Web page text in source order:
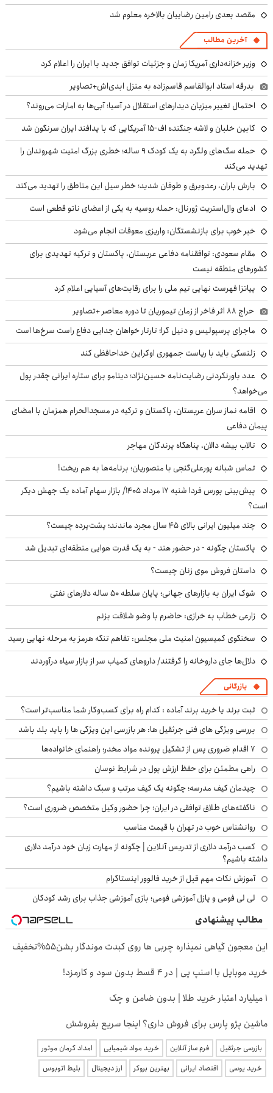
مقصد بعدی رامین رضاییان بالاخره معلوم شد
آخرین مطالب
وزیر خزانه‌داری آمریکا زمان و جزئیات توافق جدید با ایران را اعلام کرد
بدرقه استاد ابوالقاسم قاسم‌زاده به منزل ابدی‌اش+تصاویر
احتمال تغییر میزبان دیدارهای استقلال در آسیا؛ آبی‌ها به امارات می‌روند؟
کابین خلبان و لاشه جنگنده اف-۱۵ آمریکایی که با پدافند ایران سرنگون شد
حمله سگ‌های ولگرد به یک کودک ۹ ساله؛ خطری بزرگ امنیت شهروندان را
تهدید می‌کند
بارش باران، رعدوبرق و طوفان شدید؛ خطر سیل این مناطق را تهدید می‌کند
ادعای وال‌استریت ژورنال: حمله روسیه به یکی از اعضای ناتو قطعی است
خبر خوب برای بازنشستگان: واریزی معوقات انجام می‌شود
مقام سعودی: توافقنامه دفاعی عربستان، پاکستان و ترکیه تهدیدی برای
کشورهای منطقه نیست
پیاتزا فهرست نهایی تیم ملی را برای رقابت‌های آسیایی اعلام کرد
حراج ۸۸ اثر فاخر از زمان تیموریان تا دوره معاصر +تصاویر
ماجرای پرسپولیس و دنیل گرا؛ تارتار خواهان جدایی دفاع راست سرخ‌ها است
زلنسکی باید با ریاست جمهوری اوکراین خداحافظی کند
عدد باورنکردنی رضایت‌نامه حسین‌نژاد؛ دینامو برای ستاره ایرانی چقدر پول
می‌خواهد؟
اقامه نماز سران عربستان، پاکستان و ترکیه در مسجدالحرام همزمان با امضای
پیمان دفاعی
تالاب بیشه دالان، پناهگاه پرندگان مهاجر
تماس شبانه پورعلی‌گنجی با منصوریان؛ برنامه‌ها به هم ریخت!
پیش‌بینی بورس فردا شنبه ۱۷ مرداد ۱۴۰۵/ بازار سهام آماده یک جهش دیگر
است؟
چند میلیون ایرانی بالای ۴۵ سال مجرد ماندند؛ پشت‌پرده چیست؟
پاکستان چگونه - در حضور هند - به یک قدرت هوایی منطقه‌ای تبدیل شد
داستان فروش موی زنان چیست؟
شوک ایران به بازارهای جهانی؛ پایان سلطه ۵۰ ساله دلارهای نفتی
زارعی خطاب به خرازی: حاضرم با وضو شلاقت بزنم
سخنگوی کمیسیون امنیت ملی مجلس: تفاهم تنگه هرمز به مرحله نهایی رسید
دلال‌ها جای داروخانه را گرفتند/ داروهای کمیاب سر از بازار سیاه درآوردند
بازرگانی
ثبت برند یا خرید برند آماده : کدام راه برای کسب‌وکار شما مناسب‌تر است؟
بررسی ویژگی های فنی جرثقیل ها: هر بازرسی این ویژگی ها را باید بلد باشد
۷ اقدام ضروری پس از تشکیل پرونده مواد مخدر؛ راهنمای خانواده‌ها
راهی مطمئن برای حفظ ارزش پول در شرایط نوسان
چیدمان کیف مدرسه؛ چگونه یک کیف مرتب و سبک داشته باشیم؟
ناگفته‌های طلاق توافقی در ایران؛ چرا حضور وکیل متخصص ضروری است؟
روانشناس خوب در تهران با قیمت مناسب
کسب درآمد دلاری از تدریس آنلاین | چگونه از مهارت زبان خود درآمد دلاری
داشته باشیم؟
آموزش نکات مهم قبل از خرید فالوور اینستاگرام
لی لی فومی و پازل آموزشی فومی؛ بازی آموزشی جذاب برای رشد کودکان
مطالب پیشنهادی
این معجون گیاهی نمیذاره چربی ها روی کبدت موندگار بشن55%تخفیف
خرید موبایل با اسنپ پی | در ۴ قسط بدون سود و کارمزد!
۱ میلیارد اعتبار خرید طلا | بدون ضامن و چک
ماشین پژو پارس برای فروش داری؟ اینجا سریع بفروشش
بازرسی جرثقیل فرم ساز آنلاین خرید مواد شیمیایی
امداد کرمان موتور
خرید یوسی
اقتصاد ایرانی بهترین بروکر ارز دیجیتال بلیط اتوبوس